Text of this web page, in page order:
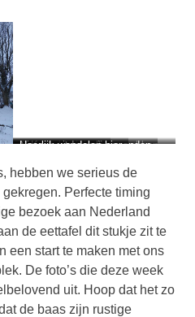
Broodbakhuisje af
Keuken van alle gemakken
Nieuwe uitdragerij gevonden
Heerlijk wandelen hier
hebben we serieus de
Perfecte timing
bezoek aan Nederland
de eettafel dit stukje zit te
een start te maken met ons
De foto’s die deze week
uit. Hoop dat het zo
de baas zijn rustige